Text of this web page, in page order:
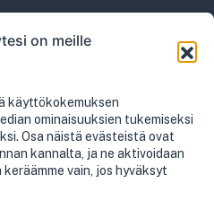
on meille
käyttökokemuksen
ominaisuuksien tukemiseksi
Osa näistä evästeistä ovat
kannalta, ja ne aktivoidaan
vain, jos hyväksyt